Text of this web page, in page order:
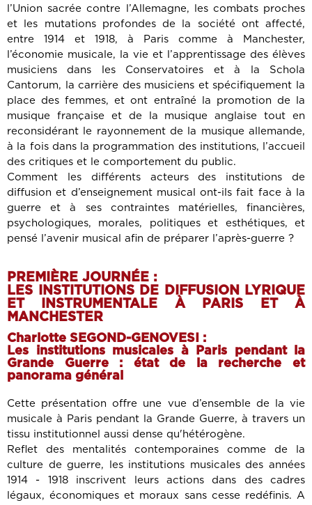
l’Union sacrée contre l’Allemagne, les combats proches
et les mutations profondes de la société ont affecté,
entre 1914 et 1918, à Paris comme à Manchester,
l’économie musicale, la vie et l’apprentissage des élèves
musiciens dans les Conservatoires et à la Schola
Cantorum, la carrière des musiciens et spécifiquement la
place des femmes, et ont entraîné la promotion de la
musique française et de la musique anglaise tout en
reconsidérant le rayonnement de la musique allemande,
à la fois dans la programmation des institutions, l’accueil
des critiques et le comportement du public.
Comment les différents acteurs des institutions de
diffusion et d’enseignement musical ont-ils fait face à la
guerre et à ses contraintes matérielles, financières,
psychologiques, morales, politiques et esthétiques, et
pensé l’avenir musical afin de préparer l’après-guerre ?
PREMIÈRE JOURNÉE :
LES INSTITUTIONS DE DIFFUSION LYRIQUE
ET INSTRUMENTALE À PARIS ET À
MANCHESTER
Charlotte SEGOND-GENOVESI :
Les institutions musicales à Paris pendant la
Grande Guerre : état de la recherche et
panorama général
Cette présentation offre une vue d’ensemble de la vie
musicale à Paris pendant la Grande Guerre, à travers un
tissu institutionnel aussi dense qu'hétérogène.
Reflet des mentalités contemporaines comme de la
culture de guerre, les institutions musicales des années
1914 - 1918 inscrivent leurs actions dans des cadres
légaux, économiques et moraux sans cesse redéfinis. A